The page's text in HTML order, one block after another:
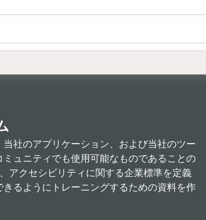
社のアプリケーション、および当社のツー
ュニティでも使用可能なものであることの
アクセシビリティに関する企業標準を定義
るようにトレーニングするための資料を作